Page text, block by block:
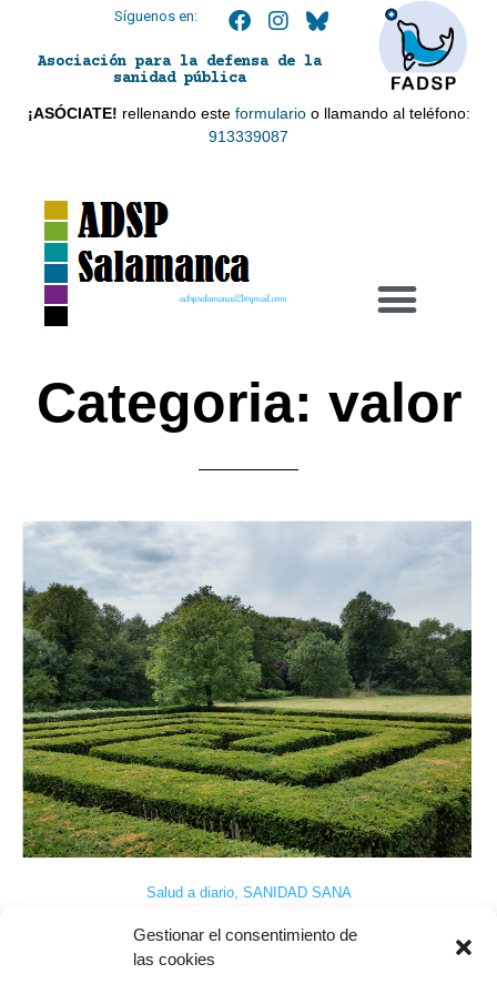
Gestionar el consentimiento de
las cookies
Síguenos en:
Asociación para la defensa de la
sanidad pública
¡ASÓCIATE! rellenando este formularioo llamando al teléfono:
913339087
adspsalamanca21@gmail.com
Categoria: valor
Salud a diario, SANIDAD SANA